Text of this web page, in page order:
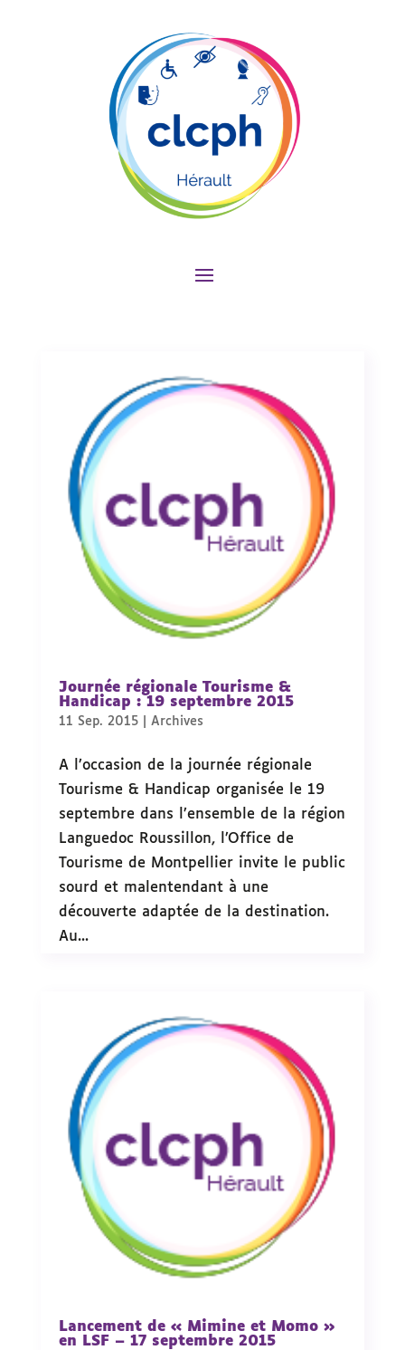
Journée régionale Tourisme &
Handicap : 19 septembre 2015
11 Sep. 2015| Archives
A l’occasion de la journée régionale
Tourisme & Handicap organisée le 19
septembre dans l’ensemble de la région
Languedoc Roussillon, l’Office de
Tourisme de Montpellier invite le public
sourd et malentendant à une
découverte adaptée de la destination.
Au...
Lancement de « Mimine et Momo »
en LSF – 17 septembre 2015